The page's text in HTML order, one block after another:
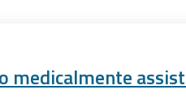
medicalmente